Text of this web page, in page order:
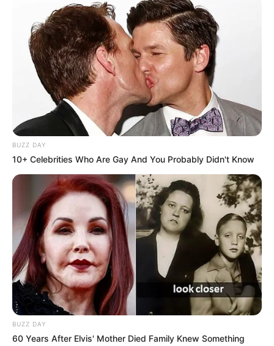
BUZZ DAY
10+ Celebrities Who Are Gay And You Probably Didn't Know
BUZZ DAY
60 Years After Elvis' Mother Died Family Knew Something